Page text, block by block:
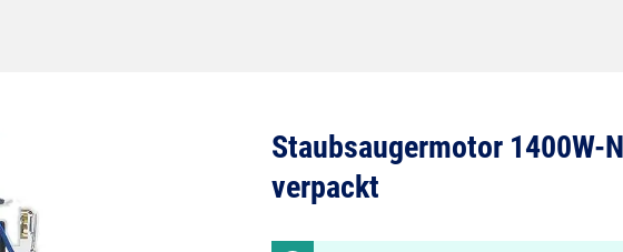
Staubsaugermotor 1400W-
verpackt